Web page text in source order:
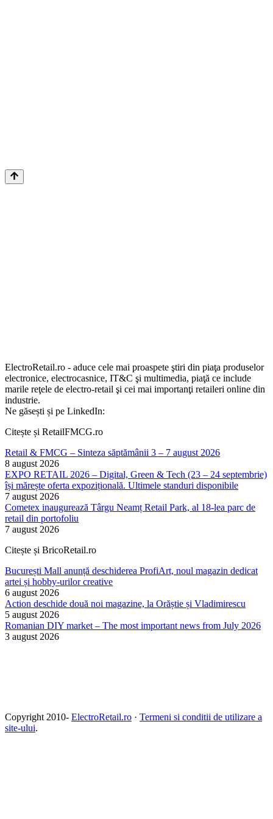
ElectroRetail.ro - aduce cele mai proaspete ştiri din piaţa produselor
electronice, electrocasnice, IT&C şi multimedia, piaţă ce include
marile reţele de electro-retail şi cei mai importanţi retaileri online din
industrie.
Ne găsești și pe LinkedIn:
Citește și RetailFMCG.ro
Retail & FMCG – Sinteza săptămânii 3 – 7 august 2026
8 august 2026
EXPO RETAIL 2026 – Digital, Green & Tech (23 – 24 septembrie)
își mărește oferta expozițională. Ultimele standuri disponibile
7 august 2026
Cometex inaugurează Târgu Neamț Retail Park, al 18-lea parc de
retail din portofoliu
7 august 2026
Citește și BricoRetail.ro
București Mall anunță deschiderea ProfiArt, noul magazin dedicat
artei și hobby-urilor creative
6 august 2026
Action deschide două noi magazine, la Orăștie și Vladimirescu
5 august 2026
Romanian DIY market – The most important news from July 2026
3 august 2026
Copyright 2010- ElectroRetail.ro · Termeni si conditii de utilizare a
site-ului.